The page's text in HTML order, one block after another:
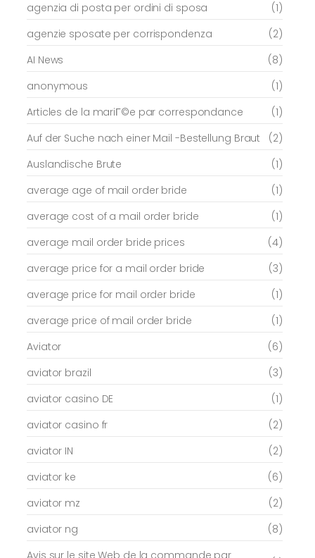
agenzia di posta per ordini di sposa
(1)
agenzie sposate per corrispondenza
(2)
AI News
(8)
anonymous
(1)
Articles de la mariГ©e par correspondance
(1)
Auf der Suche nach einer Mail -Bestellung Braut
(2)
Auslandische Brute
(1)
average age of mail order bride
(1)
average cost of a mail order bride
(1)
average mail order bride prices
(4)
average price for a mail order bride
(3)
average price for mail order bride
(1)
average price of mail order bride
(1)
Aviator
(6)
aviator brazil
(3)
aviator casino DE
(1)
aviator casino fr
(2)
aviator IN
(2)
aviator ke
(6)
aviator mz
(2)
aviator ng
(8)